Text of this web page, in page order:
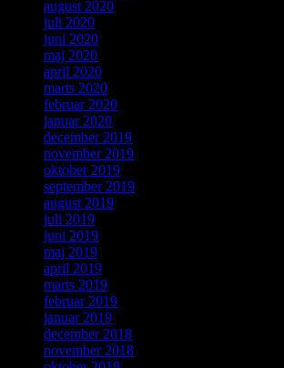
august 2020
juli 2020
juni 2020
maj 2020
april 2020
marts 2020
februar 2020
januar 2020
december 2019
november 2019
oktober 2019
september 2019
august 2019
juli 2019
juni 2019
maj 2019
april 2019
marts 2019
februar 2019
januar 2019
december 2018
november 2018